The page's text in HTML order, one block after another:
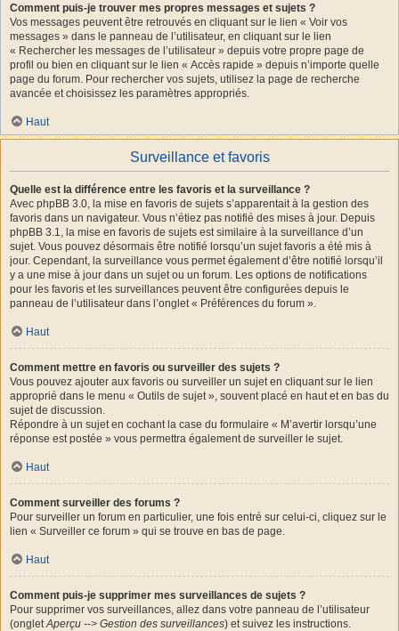
Comment puis-je trouver mes propres messages et sujets ?
Vos messages peuvent être retrouvés en cliquant sur le lien « Voir vos
messages » dans le panneau de l’utilisateur, en cliquant sur le lien
« Rechercher les messages de l’utilisateur » depuis votre propre page de
profil ou bien en cliquant sur le lien « Accès rapide » depuis n’importe quelle
page du forum. Pour rechercher vos sujets, utilisez la page de recherche
avancée et choisissez les paramètres appropriés.
Haut
Surveillance et favoris
Quelle est la différence entre les favoris et la surveillance ?
Avec phpBB 3.0, la mise en favoris de sujets s’apparentait à la gestion des
favoris dans un navigateur. Vous n’étiez pas notifié des mises à jour. Depuis
phpBB 3.1, la mise en favoris de sujets est similaire à la surveillance d’un
sujet. Vous pouvez désormais être notifié lorsqu’un sujet favoris a été mis à
jour. Cependant, la surveillance vous permet également d’être notifié lorsqu’il
y a une mise à jour dans un sujet ou un forum. Les options de notifications
pour les favoris et les surveillances peuvent être configurées depuis le
panneau de l’utilisateur dans l’onglet « Préférences du forum ».
Haut
Comment mettre en favoris ou surveiller des sujets ?
Vous pouvez ajouter aux favoris ou surveiller un sujet en cliquant sur le lien
approprié dans le menu « Outils de sujet », souvent placé en haut et en bas du
sujet de discussion.
Répondre à un sujet en cochant la case du formulaire « M’avertir lorsqu’une
réponse est postée » vous permettra également de surveiller le sujet.
Haut
Comment surveiller des forums ?
Pour surveiller un forum en particulier, une fois entré sur celui-ci, cliquez sur le
lien « Surveiller ce forum » qui se trouve en bas de page.
Haut
Comment puis-je supprimer mes surveillances de sujets ?
Pour supprimer vos surveillances, allez dans votre panneau de l’utilisateur
(ongletAperçu --> Gestion des surveillances) et suivez les instructions.